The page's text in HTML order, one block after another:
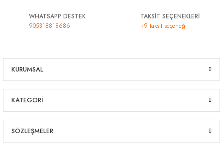
WHATSAPP DESTEK
905318818686
TAKSİT SEÇENEKLERİ
+9 taksit seçeneği
KURUMSAL
KATEGORİ
SÖZLEŞMELER